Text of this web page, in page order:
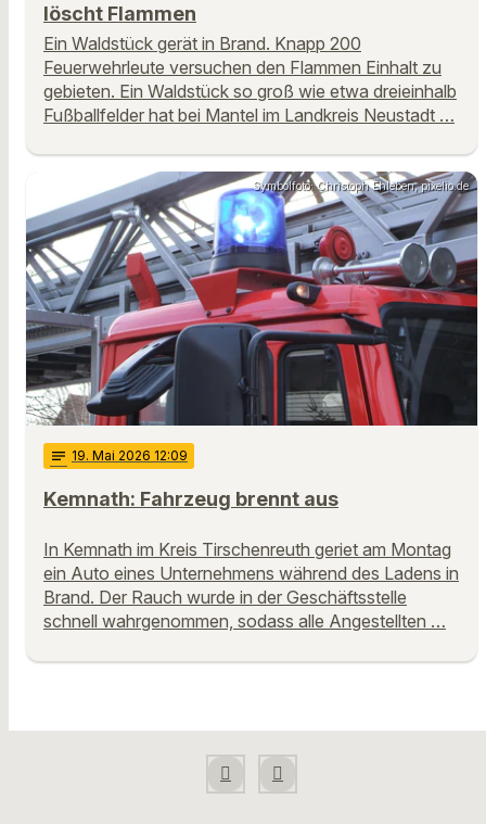
löscht Flammen
Ein Waldstück gerät in Brand. Knapp 200
Feuerwehrleute versuchen den Flammen Einhalt zu
gebieten. Ein Waldstück so groß wie etwa dreieinhalb
Fußballfelder hat bei Mantel im Landkreis Neustadt …
Symbolfoto: Christoph Ehleben, pixelio.de
notes 19. Mai 2026 12:09
Kemnath: Fahrzeug brennt aus
In Kemnath im Kreis Tirschenreuth geriet am Montag
ein Auto eines Unternehmens während des Ladens in
Brand. Der Rauch wurde in der Geschäftsstelle
schnell wahrgenommen, sodass alle Angestellten …